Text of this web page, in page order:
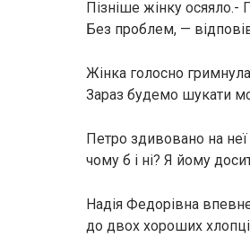
Пізніше жінку осяяло.-
Без проблем, —
Жінка голосно
Зараз будемо шукати
Петро здивовано на
чому б і ні? Я йому
Надія Федорівна
до двох хороших